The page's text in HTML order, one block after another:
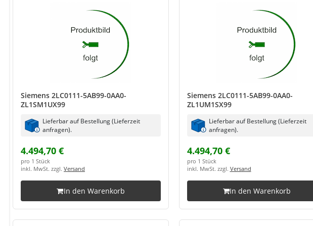
Siemens 2LC0111-5AB99-0AA0-
ZL1SM1UX99
Lieferbar auf Bestellung (Lieferzeit
anfragen).
4.494,70 €
pro 1 Stück
inkl. MwSt. zzgl. Versand
In den Warenkorb
Siemens 2LC0111-5AB99-0AA0-
ZL1UM1SX99
Lieferbar auf Bestellung (Lieferzeit
anfragen).
4.494,70 €
pro 1 Stück
inkl. MwSt. zzgl. Versand
In den Warenkorb